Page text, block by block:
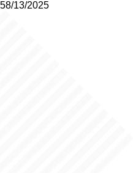
58/13/2025